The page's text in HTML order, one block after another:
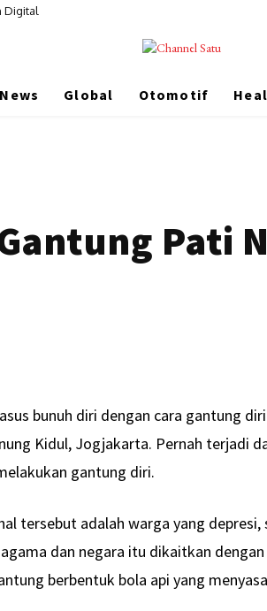
Digital
News Global Otomotif
Pati
bunuh diri dengan cara gantung
Kidul, Jogjakarta. Pernah terjadi
gantung diri.
tersebut adalah warga yang
dan negara itu dikaitkan
berbentuk bola api yang